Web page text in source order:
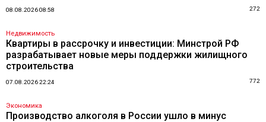
08.08.2026 08:58 272
Недвижимость
Квартиры в рассрочку и инвестиции: Минстрой РФ
разрабатывает новые меры поддержки жилищного
строительства
07.08.2026 22:24 772
Экономика
Производство алкоголя в России ушло в минус